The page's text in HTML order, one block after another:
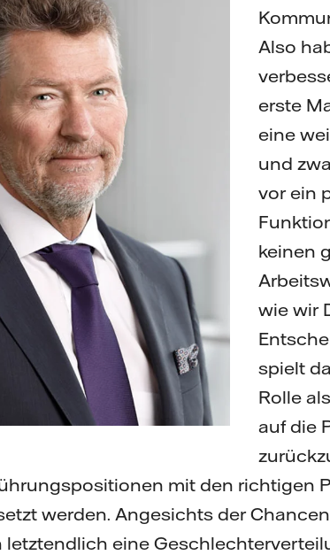
Also
erste
eine
und
vor ein
keinen
wie wir
spielt
Rolle
auf die
mit den richtigen
werden. Angesichts der
letztendlich eine